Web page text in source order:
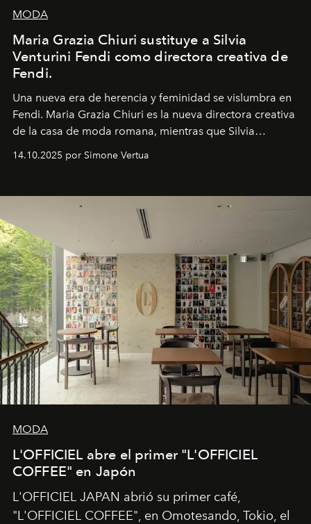
MODA
Maria Grazia Chiuri sustituye a Silvia
Venturini Fendi como directora creativa de
Fendi.
Una nueva era de herencia y feminidad se vislumbra en
Fendi. Maria Grazia Chiuri es la nueva directora creativa
de la casa de moda romana, mientras que Silvia
14.10.2025 por Simone Vertua
MODA
L'OFFICIEL abre el primer "L'OFFICIEL
COFFEE" en Japón
L'OFFICIEL JAPAN abrió su primer café,
"L'OFFICIEL COFFEE", en Omotesando, Tokio, el